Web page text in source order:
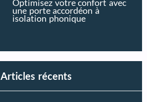
Optimisez votre confort avec
une porte accordéon à
isolation phonique
Articles récents